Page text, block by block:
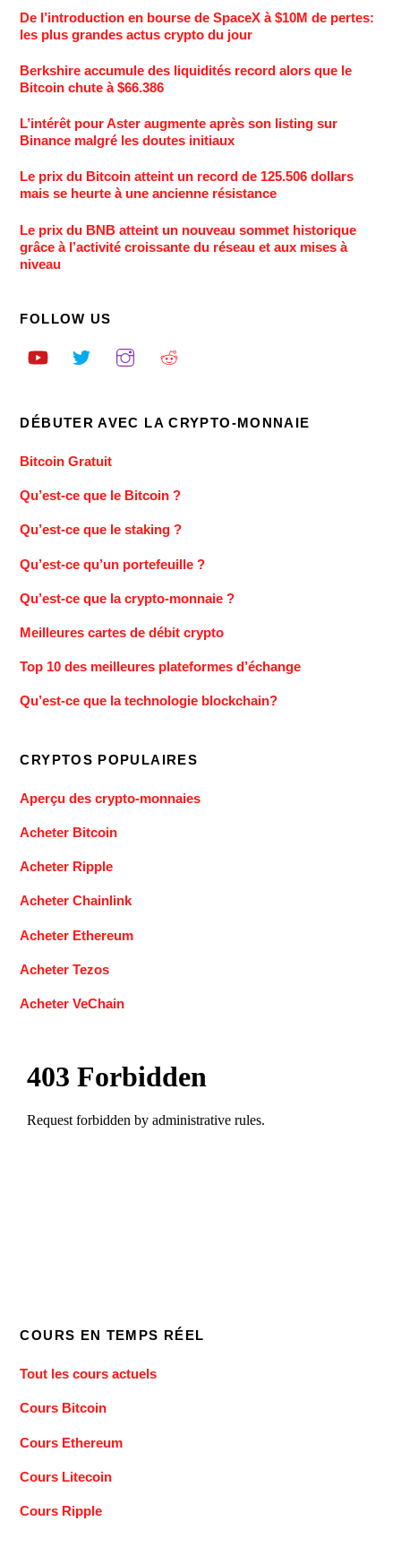
De l’introduction en bourse de SpaceX à $10M de pertes:
les plus grandes actus crypto du jour
Berkshire accumule des liquidités record alors que le
Bitcoin chute à $66.386
L’intérêt pour Aster augmente après son listing sur
Binance malgré les doutes initiaux
Le prix du Bitcoin atteint un record de 125.506 dollars
mais se heurte à une ancienne résistance
Le prix du BNB atteint un nouveau sommet historique
grâce à l’activité croissante du réseau et aux mises à
niveau
FOLLOW US
DÉBUTER AVEC LA CRYPTO-MONNAIE
Bitcoin Gratuit
Qu’est-ce que le Bitcoin ?
Qu’est-ce que le staking ?
Qu’est-ce qu’un portefeuille ?
Qu’est-ce que la crypto-monnaie ?
Meilleures cartes de débit crypto
Top 10 des meilleures plateformes d’échange
Qu’est-ce que la technologie blockchain?
CRYPTOS POPULAIRES
Aperçu des crypto-monnaies
Acheter Bitcoin
Acheter Ripple
Acheter Chainlink
Acheter Ethereum
Acheter Tezos
Acheter VeChain
COURS EN TEMPS RÉEL
Tout les cours actuels
Cours Bitcoin
Cours Ethereum
Cours Litecoin
Cours Ripple